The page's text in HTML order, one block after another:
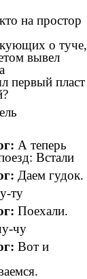
на простор
о туче,
вывел
первый пласт
А теперь
Встали
Даем гудок.
ту
Поехали.
чу
Вот и